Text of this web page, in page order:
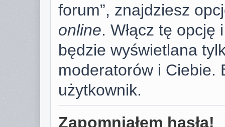
forum”, znajdziesz
online. Włącz tę
będzie wyświetlana
moderatorów i Ciebie.
użytkownik.
Zapomniałem hasła!